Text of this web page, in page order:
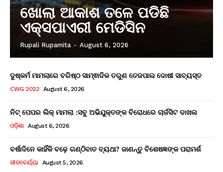
ଖୋଲା ଆକାଶ ତଳେ ପଡିଛି
ଏକ୍ସପାଏରୀ ମେଡିସିନ
Rupali Rupamita - August 6, 2026
ଦୁଷ୍କର୍ମ ମାମଲାରେ ବରିଷ୍ଠ ସାମ୍ଵାଦିକ ତରୁଣ ତେଜପାଲ ଦୋଷୀ ସାବ୍ୟସ୍ତ
CWG 2022 August 6, 2026
ନିଟ୍ ପେପର ଲିକ୍ ମାମଲା :ସବୁ ଅଭିଯୁକ୍ତଙ୍କ ବିରୋଧରେ ଚାର୍ଜସିଟ ଦାଖଲ
ଓଡ଼ିଶା August 6, 2026
ବର୍ଷାଦିନେ କାହିଁକି ବଢ଼େ ଗଣ୍ଠିବାତ ବ୍ୟଥା? ଜାଣନ୍ତୁ ବିଶେଷଜ୍ଞଙ୍କ ପରାମର୍ଶ
ଜୀବନଚର୍ଯ୍ୟା August 5, 2026